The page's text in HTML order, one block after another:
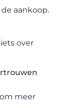
aankoop.
over
meer